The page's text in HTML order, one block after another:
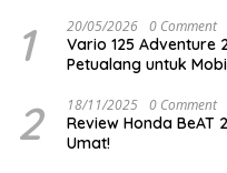
1 20/05/2026 0 Comment
Vario 125 Adventure
Petualang untuk
2 18/11/2025 0 Comment
Review Honda BeAT
Umat!